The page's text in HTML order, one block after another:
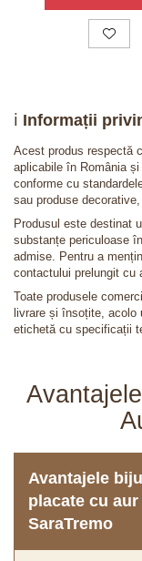
ℹ️ Informații
Acest produs respectă
aplicabile în România
conforme cu
sau produse
Produsul este destinat
substanțe periculoase
admise. Pentru a
contactului prelungit cu
Toate produsele
livrare și însoțite,
etichetă cu specificații
Avantajele
placate cu aur
SaraTremo